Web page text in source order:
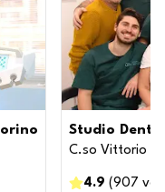
Studio
C.so Vittorio
4.9 (907